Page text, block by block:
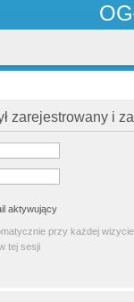
zarejestrowany i
aktywujący
przy każdej wizycie
tej sesji